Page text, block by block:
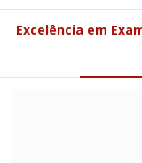
Excelência em